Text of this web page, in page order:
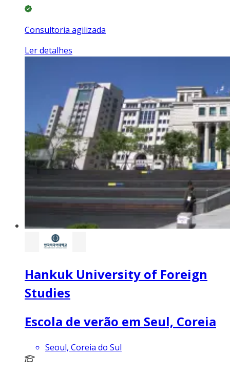
Consultoria agilizada
Ler detalhes
Hankuk University of Foreign
Studies
Escola de verão em Seul, Coreia
Seoul, Coreia do Sul